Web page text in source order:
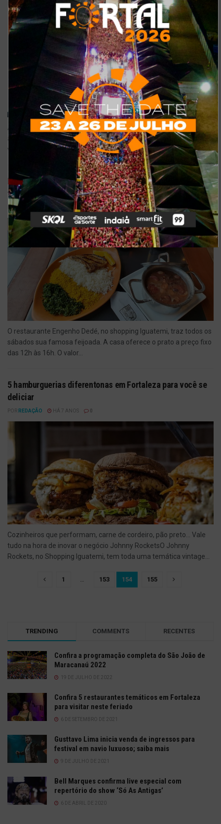
PORREDAÇÃO HÁ 7 ANOS 0
A festa reúne a galera que vai para o Fortal e recebe uma das
atrações do evento Fortal já é amanhã e para reunir a galera que
vai...
Restaurante Engenho Dedé recebe roda de samba com
feijoada neste sábado
POR HÁ 7 ANOS 0
O restaurante Engenho Dedé, no shopping Iguatemi, traz todos os
sábados sua famosa feijoada. A casa oferece o prato a preço fixo
das 12h às 16h. O valor...
5 hamburguerias diferentonas em Fortaleza para você se
deliciar
POR REDAÇÃO HÁ 7 ANOS
Cozinheiros que performam, carne de cordeiro, pão preto... Vale
tudo na hora de inovar o negócio Johnny RocketsO Johnny
Rockets, no Shopping Iguatemi, tem toda uma temática vintage...
1 … 153 154 155
TRENDING COMMENTS RECENTES
Confira a programação completa do São João de
Maracanaú 2022
19 DE JULHO DE 2022
Confira 5 restaurantes temáticos em Fortaleza
para visitar neste feriado
6 DE SETEMBRO DE 2021
Gusttavo Lima inicia venda de ingressos para
festival em navio luxuoso; saiba mais
9 DE JULHO DE 2021
Bell Marques confirma live especial com
repertório do show ‘Só As Antigas’
6 DE ABRIL DE 2020